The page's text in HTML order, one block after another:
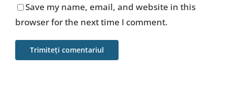
Save my name, email, and website in this
browser for the next time I comment.